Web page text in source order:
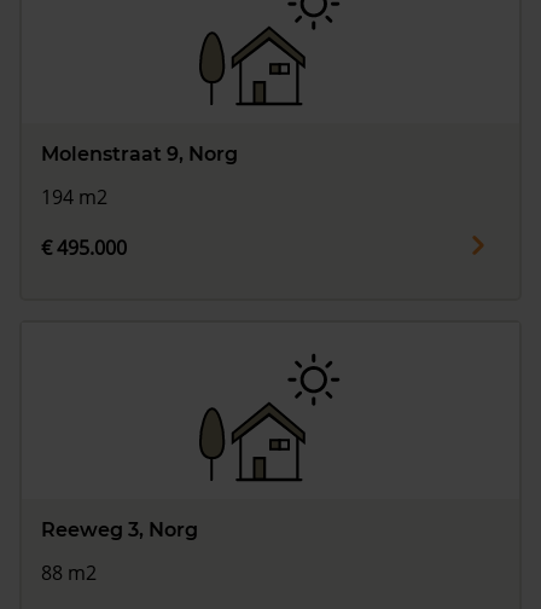
Molenstraat 9, Norg
194 m2
€ 495.000
Reeweg 3, Norg
88 m2